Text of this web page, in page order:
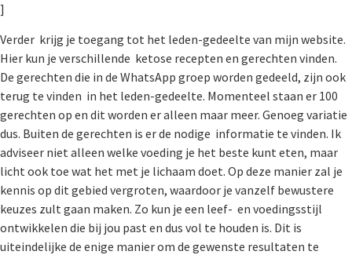
]
Verder krijg je toegang tot het leden-gedeelte van mijn website.
Hier kun je verschillende ketose recepten en gerechten vinden.
De gerechten die in de WhatsApp groep worden gedeeld, zijn ook
terug te vinden in het leden-gedeelte. Momenteel staan er 100
gerechten op en dit worden er alleen maar meer. Genoeg variatie
dus. Buiten de gerechten is er de nodige informatie te vinden. Ik
adviseer niet alleen welke voeding je het beste kunt eten, maar
licht ook toe wat het met je lichaam doet. Op deze manier zal je
kennis op dit gebied vergroten, waardoor je vanzelf bewustere
keuzes zult gaan maken. Zo kun je een leef- en voedingsstijl
ontwikkelen die bij jou past en dus vol te houden is. Dit is
uiteindelijke de enige manier om de gewenste resultaten te